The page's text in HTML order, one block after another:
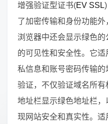
增强验证型证书(EV SSL
了加密传输和身份功能
浏览器中还会显示绿色
的可见性和安全性。它
私信息和账号密码传输
验证，不仅验证域名所
地址栏显示绿色地址栏
现网站安全和真实性。